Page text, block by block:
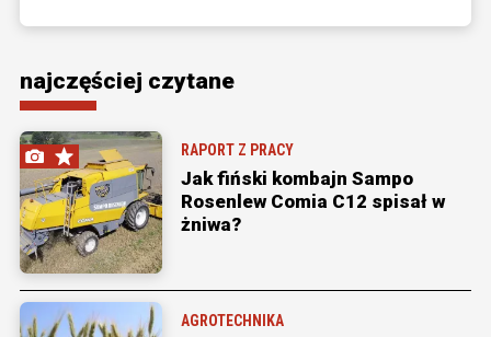
najczęściej czytane
RAPORT Z PRACY
Jak fiński kombajn Sampo
Rosenlew Comia C12 spisał w
żniwa?
AGROTECHNIKA